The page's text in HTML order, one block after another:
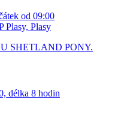
od 09:00
Plasy, Plasy
SHETLAND PONY.
délka 8 hodin